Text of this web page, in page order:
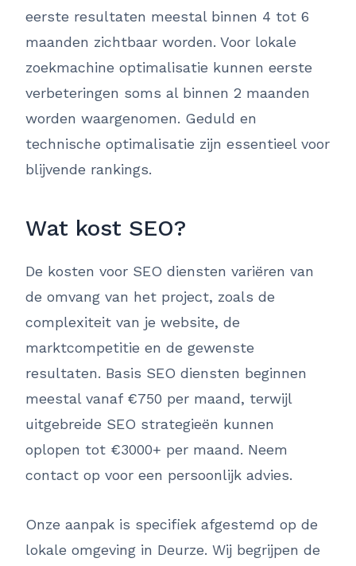
eerste resultaten meestal binnen 4 tot 6
maanden zichtbaar worden. Voor lokale
zoekmachine optimalisatie kunnen eerste
verbeteringen soms al binnen 2 maanden
worden waargenomen. Geduld en
technische optimalisatie zijn essentieel voor
blijvende rankings.
Wat kost SEO?
De kosten voor SEO diensten variëren van
de omvang van het project, zoals de
complexiteit van je website, de
marktcompetitie en de gewenste
resultaten. Basis SEO diensten beginnen
meestal vanaf €750 per maand, terwijl
uitgebreide SEO strategieën kunnen
oplopen tot €3000+ per maand. Neem
contact op voor een persoonlijk advies.
Onze aanpak is specifiek afgestemd op de
lokale omgeving in Deurze. Wij begrijpen de